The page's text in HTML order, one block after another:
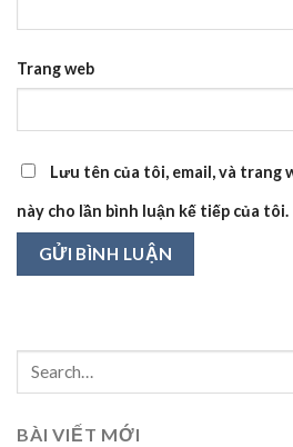
Trang web
Lưu tên của tôi, email, và
này cho lần bình luận kế tiếp của tôi.
BÀI VIẾT MỚI